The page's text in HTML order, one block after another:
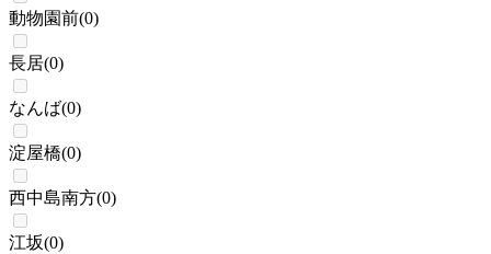
動物園前(0)
長居(0)
なんば(0)
淀屋橋(0)
西中島南方(0)
江坂(0)